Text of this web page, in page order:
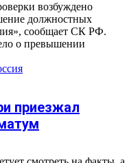
возбуждено
должностных
сообщает СК РФ.
о превышении
приезжал